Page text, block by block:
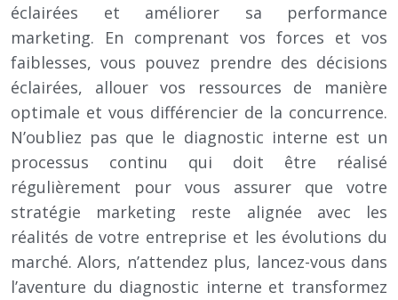
éclairées et améliorer sa performance
marketing. En comprenant vos forces et vos
faiblesses, vous pouvez prendre des décisions
éclairées, allouer vos ressources de manière
optimale et vous différencier de la concurrence.
N’oubliez pas que le diagnostic interne est un
processus continu qui doit être réalisé
régulièrement pour vous assurer que votre
stratégie marketing reste alignée avec les
réalités de votre entreprise et les évolutions du
marché. Alors, n’attendez plus, lancez-vous dans
l’aventure du diagnostic interne et transformez